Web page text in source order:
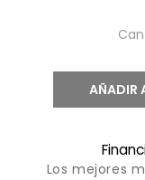
AÑADIR
Los mejores